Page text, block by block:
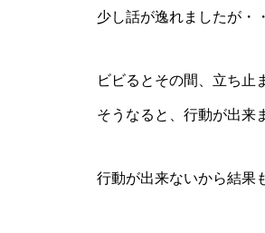
少し話が逸れましたが・
ビビるとその間、立ち止
そうなると、行動が出来
行動が出来ないから結果